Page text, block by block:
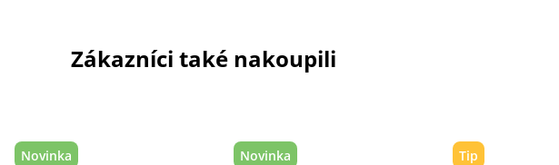
Zákazníci také nakoupili
Novinka
Novinka Tip